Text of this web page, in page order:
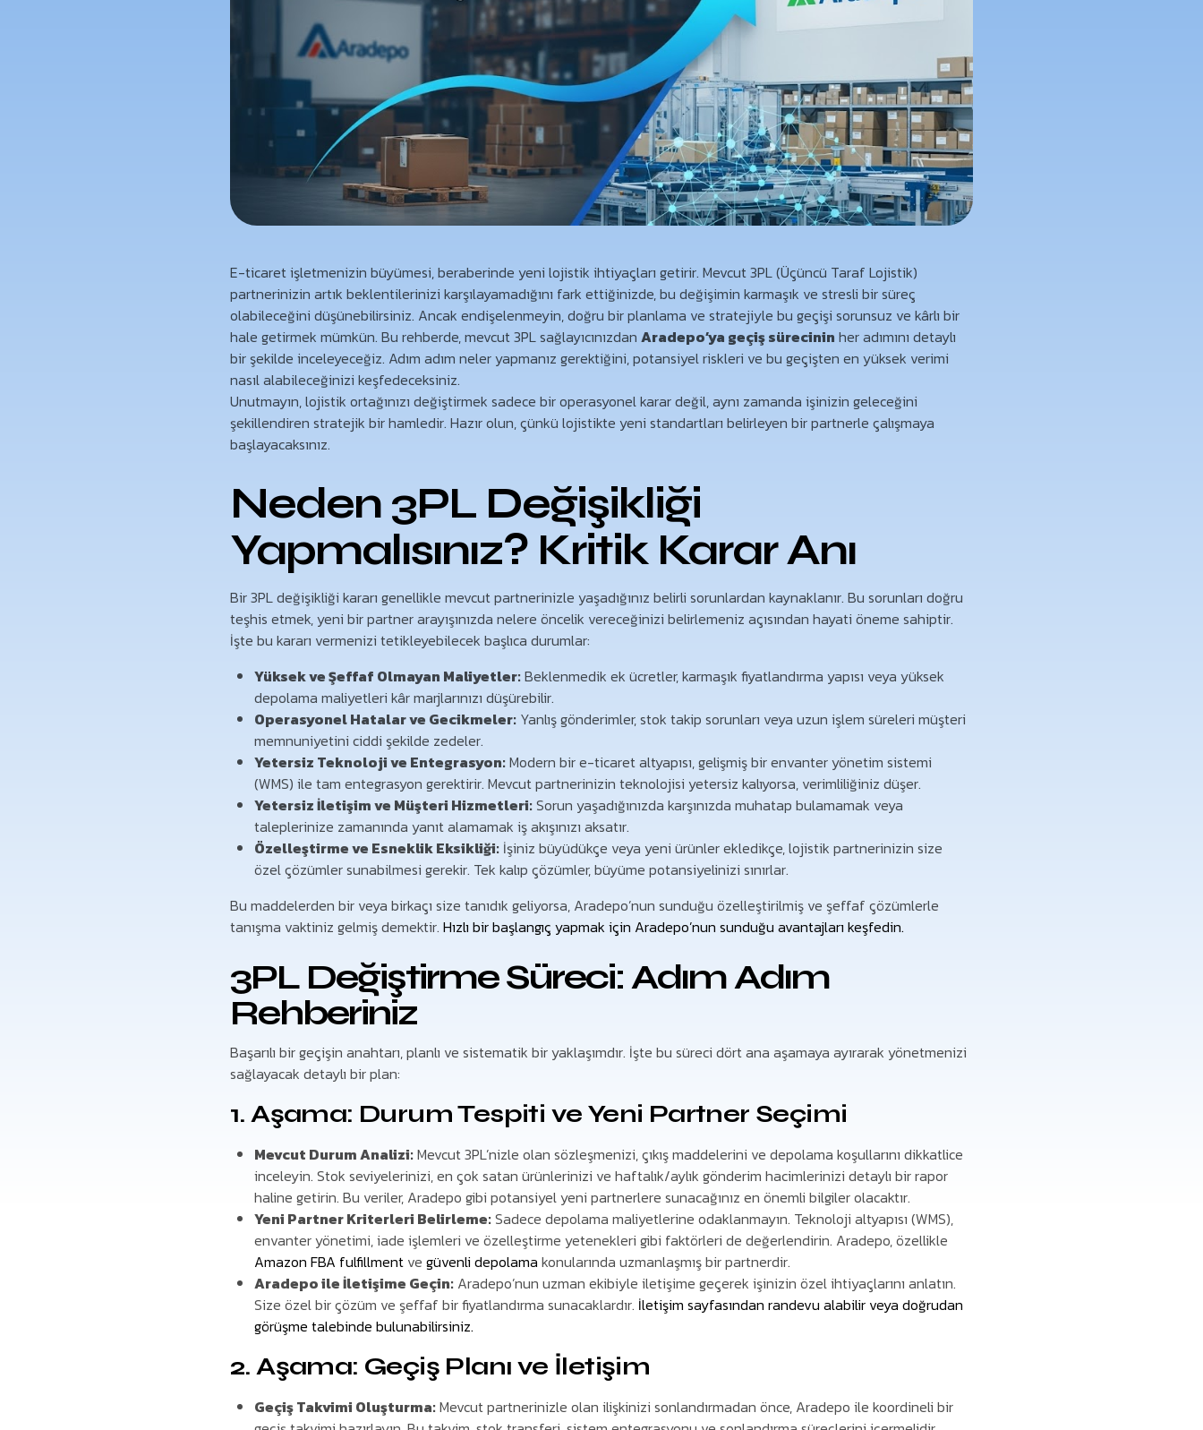
E-ticaret işletmenizin büyümesi, beraberinde yeni lojistik ihtiyaçları getirir. Mevcut 3PL (Üçüncü Taraf Lojistik)
partnerinizin artık beklentilerinizi karşılayamadığını fark ettiğinizde, bu değişimin karmaşık ve stresli bir süreç
olabileceğini düşünebilirsiniz. Ancak endişelenmeyin, doğru bir planlama ve stratejiyle bu geçişi sorunsuz ve kârlı bir
hale getirmek mümkün. Bu rehberde, mevcut 3PL sağlayıcınızdan Aradepo’ya geçiş sürecinin her adımını detaylı
bir şekilde inceleyeceğiz. Adım adım neler yapmanız gerektiğini, potansiyel riskleri ve bu geçişten en yüksek verimi
nasıl alabileceğinizi keşfedeceksiniz.
Unutmayın, lojistik ortağınızı değiştirmek sadece bir operasyonel karar değil, aynı zamanda işinizin geleceğini
şekillendiren stratejik bir hamledir. Hazır olun, çünkü lojistikte yeni standartları belirleyen bir partnerle çalışmaya
başlayacaksınız.
Neden 3PL Değişikliği
Yapmalısınız? Kritik Karar Anı
Bir 3PL değişikliği kararı genellikle mevcut partnerinizle yaşadığınız belirli sorunlardan kaynaklanır. Bu sorunları doğru
teşhis etmek, yeni bir partner arayışınızda nelere öncelik vereceğinizi belirlemeniz açısından hayati öneme sahiptir.
İşte bu kararı vermenizi tetikleyebilecek başlıca durumlar:
Yüksek ve Şeffaf Olmayan Maliyetler:Beklenmedik ek ücretler, karmaşık fiyatlandırma yapısı veya yüksek
depolama maliyetleri kâr marjlarınızı düşürebilir.
Operasyonel Hatalar ve Gecikmeler: Yanlış gönderimler, stok takip sorunları veya uzun işlem süreleri müşteri
memnuniyetini ciddi şekilde zedeler.
Yetersiz Teknoloji ve Entegrasyon:Modern bir e-ticaret altyapısı, gelişmiş bir envanter yönetim sistemi
(WMS) ile tam entegrasyon gerektirir. Mevcut partnerinizin teknolojisi yetersiz kalıyorsa, verimliliğiniz düşer.
Yetersiz İletişim ve Müşteri Hizmetleri:Sorun yaşadığınızda karşınızda muhatap bulamamak veya
taleplerinize zamanında yanıt alamamak iş akışınızı aksatır.
Özelleştirme ve Esneklik Eksikliği: İşiniz büyüdükçe veya yeni ürünler ekledikçe, lojistik partnerinizin size
özel çözümler sunabilmesi gerekir. Tek kalıp çözümler, büyüme potansiyelinizi sınırlar.
Bu maddelerden bir veya birkaçı size tanıdık geliyorsa, Aradepo’nun sunduğu özelleştirilmiş ve şeffaf çözümlerle
tanışma vaktiniz gelmiş demektir. Hızlı bir başlangıç yapmak için Aradepo’nun sunduğu avantajları keşfedin.
3PL Değiştirme Süreci: Adım Adım
Rehberiniz
Başarılı bir geçişin anahtarı, planlı ve sistematik bir yaklaşımdır. İşte bu süreci dört ana aşamaya ayırarak yönetmenizi
sağlayacak detaylı bir plan:
1. Aşama: Durum Tespiti ve Yeni Partner Seçimi
Mevcut Durum Analizi:Mevcut 3PL’nizle olan sözleşmenizi, çıkış maddelerini ve depolama koşullarını dikkatlice
inceleyin. Stok seviyelerinizi, en çok satan ürünlerinizi ve haftalık/aylık gönderim hacimlerinizi detaylı bir rapor
haline getirin. Bu veriler, Aradepo gibi potansiyel yeni partnerlere sunacağınız en önemli bilgiler olacaktır.
Yeni Partner Kriterleri Belirleme:Sadece depolama maliyetlerine odaklanmayın. Teknoloji altyapısı (WMS),
envanter yönetimi, iade işlemleri ve özelleştirme yetenekleri gibi faktörleri de değerlendirin. Aradepo, özellikle
Amazon FBA fulfillment vegüvenli depolama konularında uzmanlaşmış bir partnerdir.
Aradepo ile İletişime Geçin: Aradepo’nun uzman ekibiyle iletişime geçerek işinizin özel ihtiyaçlarını anlatın.
Size özel bir çözüm ve şeffaf bir fiyatlandırma sunacaklardır. İletişim sayfasından randevu alabilir veya doğrudan
görüşme talebinde bulunabilirsiniz.
2. Aşama: Geçiş Planı ve İletişim
Geçiş Takvimi Oluşturma:Mevcut partnerinizle olan ilişkinizi sonlandırmadan önce, Aradepo ile koordineli bir